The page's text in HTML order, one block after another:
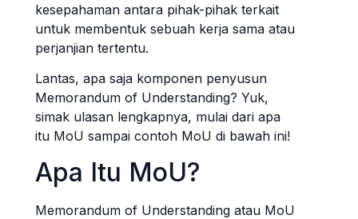
kesepahaman antara pihak-pihak terkait
untuk membentuk sebuah kerja sama atau
perjanjian tertentu.
Lantas, apa saja komponen penyusun
Memorandum of Understanding? Yuk,
simak ulasan lengkapnya, mulai dari apa
itu MoU sampai contoh MoU di bawah ini!
Apa Itu MoU?
Memorandum of Understanding atau MoU